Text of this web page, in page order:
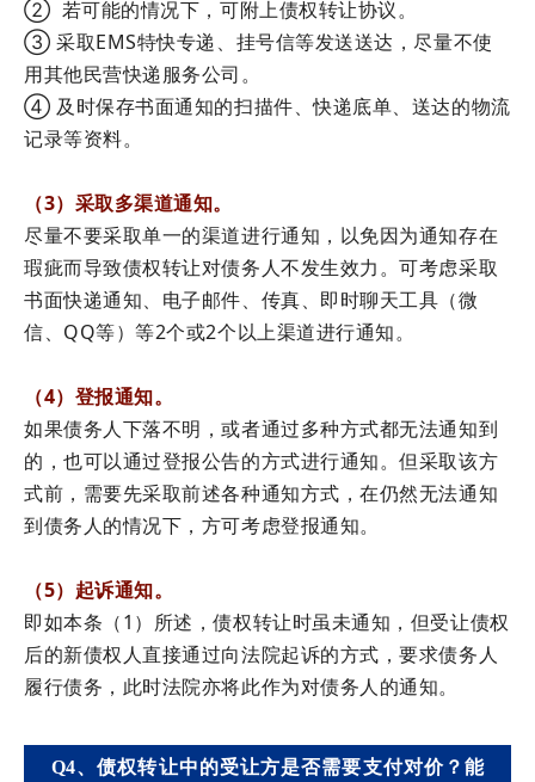
② 若可能的情况下，可附上债权转让协议。
③ 采取EMS特快专递、挂号信等发送送达，尽量不使
用其他民营快递服务公司。
④ 及时保存书面通知的扫描件、快递底单、送达的物流
记录等资料。
（3）采取多渠道通知。
尽量不要采取单一的渠道进行通知，以免因为通知存在
瑕疵而导致债权转让对债务人不发生效力。可考虑采取
书面快递通知、电子邮件、传真、即时聊天工具（微
信、QQ等）等2个或2个以上渠道进行通知。
（4）登报通知。
如果债务人下落不明，或者通过多种方式都无法通知到
的，也可以通过登报公告的方式进行通知。但采取该方
式前，需要先采取前述各种通知方式，在仍然无法通知
到债务人的情况下，方可考虑登报通知。
（5）起诉通知。
即如本条（1）所述，债权转让时虽未通知，但受让债权
后的新债权人直接通过向法院起诉的方式，要求债务人
履行债务，此时法院亦将此作为对债务人的通知。
Q4、债权转让中的受让方是否需要支付对价？能